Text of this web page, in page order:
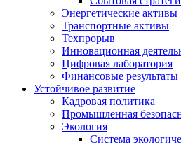
Энергетические активы
Транспортные активы
Техпрорыв
Инновационная
Цифровая лаборатория
Финансовые
Устойчивое развитие
Кадровая политика
Промышленная
Экология
Система